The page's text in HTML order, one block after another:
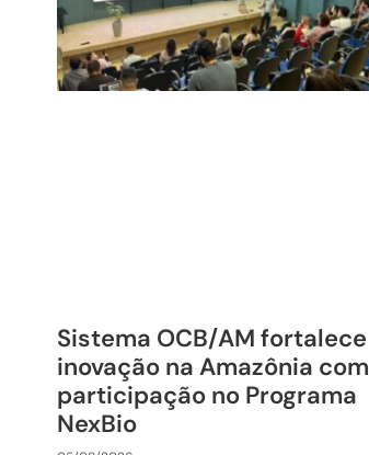
Sistema OCB/AM fortalece
inovação na Amazônia com
participação no Programa
NexBio